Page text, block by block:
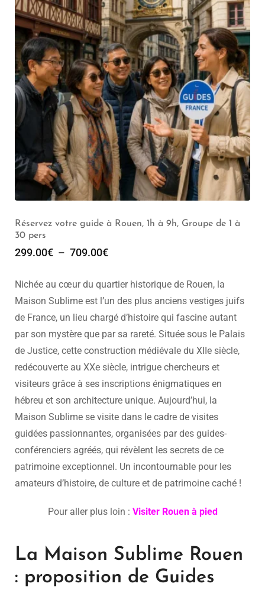
Réservez votre guide à Rouen, 1h à 9h, Groupe de 1 à
30 pers
299.00€ – 709.00€
Nichée au cœur du quartier historique de Rouen, la
Maison Sublime est l’un des plus anciens vestiges juifs
de France, un lieu chargé d’histoire qui fascine autant
par son mystère que par sa rareté. Située sous le Palais
de Justice, cette construction médiévale du XIIe siècle,
redécouverte au XXe siècle, intrigue chercheurs et
visiteurs grâce à ses inscriptions énigmatiques en
hébreu et son architecture unique. Aujourd’hui, la
Maison Sublime se visite dans le cadre de visites
guidées passionnantes, organisées par des guides-
conférenciers agréés, qui révèlent les secrets de ce
patrimoine exceptionnel. Un incontournable pour les
amateurs d’histoire, de culture et de patrimoine caché !
Pour aller plus loin : Visiter Rouen à pied
La Maison Sublime Rouen
: proposition de Guides